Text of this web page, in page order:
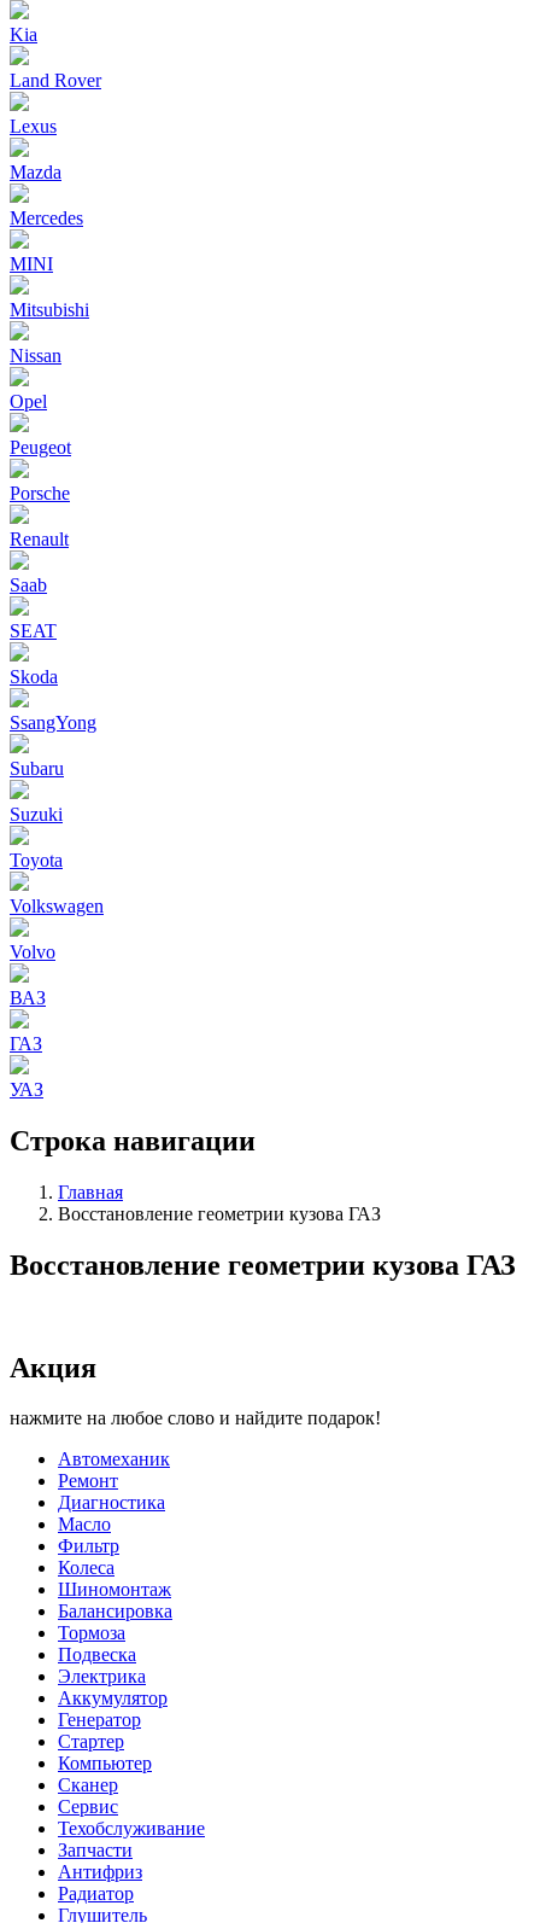
Kia
Land Rover
Lexus
Mazda
Mercedes
MINI
Mitsubishi
Nissan
Opel
Peugeot
Porsche
Renault
Saab
SEAT
Skoda
SsangYong
Subaru
Suzuki
Toyota
Volkswagen
Volvo
ВАЗ
ГАЗ
УАЗ
Строка навигации
Главная
Восстановление геометрии кузова ГАЗ
Восстановление геометрии кузова ГАЗ
Акция
нажмите на любое слово и найдите подарок!
Автомеханик
Ремонт
Диагностика
Масло
Фильтр
Колеса
Шиномонтаж
Балансировка
Тормоза
Подвеска
Электрика
Аккумулятор
Генератор
Стартер
Компьютер
Сканер
Сервис
Техобслуживание
Запчасти
Антифриз
Радиатор
Глушитель